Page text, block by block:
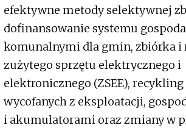
efektywne metody selektywnej
dofinansowanie systemu
komunalnymi dla gmin, zbiórka i
zużytego sprzętu elektrycznego i
elektronicznego (ZSEE),
wycofanych z eksploatacji,
i akumulatorami oraz zmiany w